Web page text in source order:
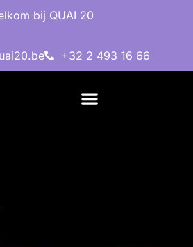
bij QUAI 20
+32 2 493 16 66